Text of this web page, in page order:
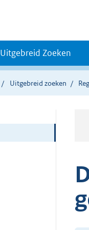
Uitgebreid Zoeken
Uitgebreid zoeken